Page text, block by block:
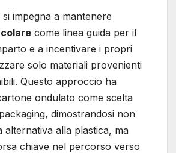
si impegna a mantenere
come linea guida per il
e a incentivare i propri
solo materiali provenienti
Questo approccio ha
ondulato come scelta
dimostrandosi non
alternativa alla plastica, ma
chiave nel percorso verso